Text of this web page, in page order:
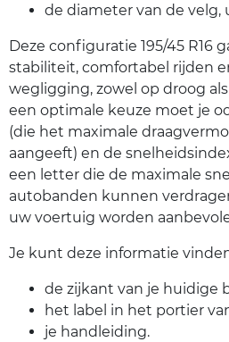
de diameter van de
Deze configuratie 195/45 R16
stabiliteit, comfortabel rijden
wegligging, zowel op droog
een optimale keuze moet je
(die het maximale
aangeeft) en de
een letter die de maximale
autobanden kunnen
uw voertuig worden
Je kunt deze informatie
de zijkant van je huidige
het label in het portier
je handleiding.